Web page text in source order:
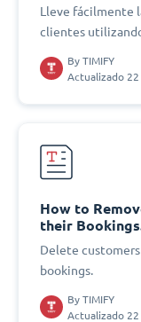
Lleve fácilmente
clientes
By TIMIFY
Actualizado
How to
their
Delete
bookings.
By TIMIFY
Actualizado